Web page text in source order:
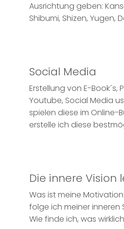
Ausrichtung geben:
Shibumi, Shizen, Yugen,
Social Media
Erstellung von E-Book´s,
Youtube, Social Media
spielen diese im Online-
erstelle ich diese
Die innere Vision
Was ist meine
folge ich meiner inneren
Wie finde ich, was